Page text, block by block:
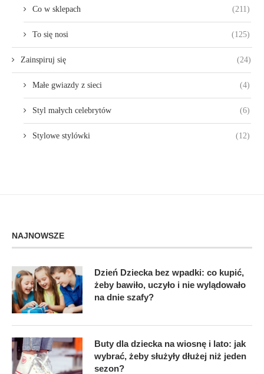
Co w sklepach (211)
To się nosi (125)
Zainspiruj się (24)
Małe gwiazdy z sieci (4)
Styl małych celebrytów (6)
Stylowe stylówki (12)
NAJNOWSZE
Dzień Dziecka bez wpadki: co kupić,
żeby bawiło, uczyło i nie wylądowało
na dnie szafy?
Buty dla dziecka na wiosnę i lato: jak
wybrać, żeby służyły dłużej niż jeden
sezon?